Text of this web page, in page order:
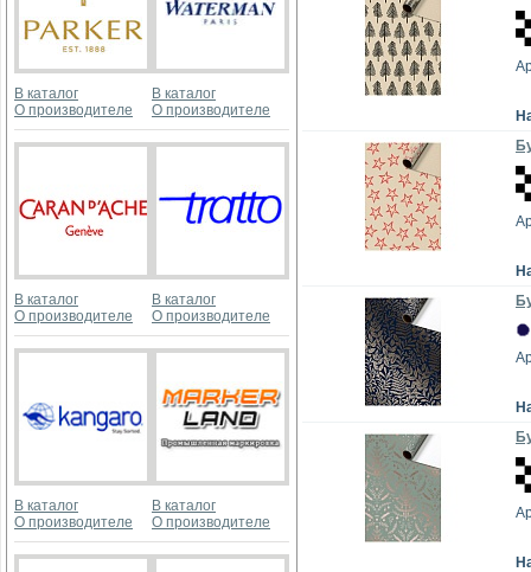
В каталог
О производителе
В каталог
О производителе
В каталог
О производителе
В каталог
О производителе
В каталог
О производителе
В каталог
О производителе